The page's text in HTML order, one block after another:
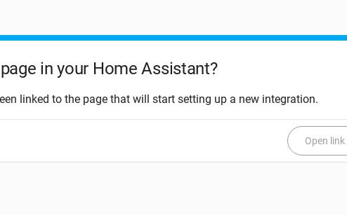
in your Home Assistant?
linked to the page that will start setting up a new integration.
Open link